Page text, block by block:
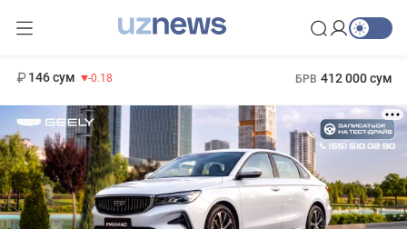
146 сум -0.18 БРВ 412 000 сум